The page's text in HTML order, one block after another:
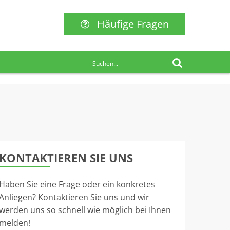
Häufige Fragen
KONTAKTIEREN SIE UNS
Haben Sie eine Frage oder ein konkretes
Kontaktieren Sie uns und wir
uns so schnell wie möglich bei Ihnen
melden!